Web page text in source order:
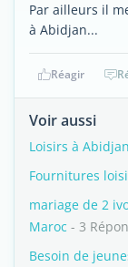
Par ailleurs il
à Abidjan...
Réagir
Voir aussi
Loisirs à Abidjan
Fournitures
mariage de 2
Maroc - 3
Besoin de